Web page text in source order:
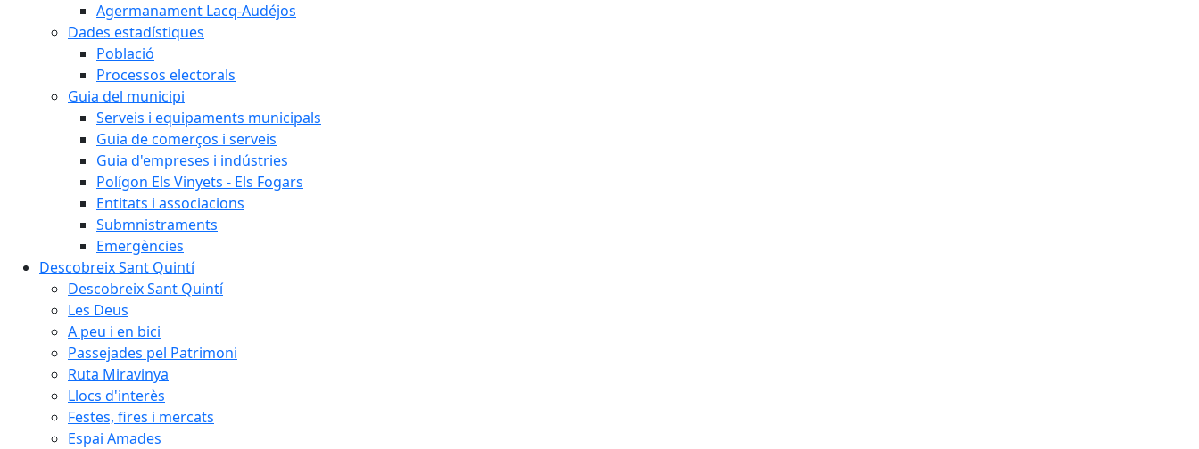
Agermanament Lacq-Audéjos
Dades estadístiques
Població
Processos electorals
Guia del municipi
Serveis i equipaments municipals
Guia de comerços i serveis
Guia d'empreses i indústries
Polígon Els Vinyets - Els Fogars
Entitats i associacions
Submnistraments
Emergències
Descobreix Sant Quintí
Descobreix Sant Quintí
Les Deus
A peu i en bici
Passejades pel Patrimoni
Ruta Miravinya
Llocs d'interès
Festes, fires i mercats
Espai Amades